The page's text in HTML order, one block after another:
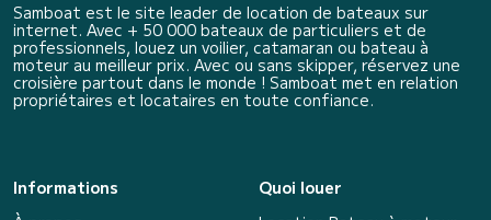
Samboat est le site leader de location de bateaux sur
internet. Avec + 50 000 bateaux de particuliers et de
professionnels, louez un voilier, catamaran ou bateau à
moteur au meilleur prix. Avec ou sans skipper, réservez une
croisière partout dans le monde ! Samboat met en relation
propriétaires et locataires en toute confiance.
Informations
Quoi louer